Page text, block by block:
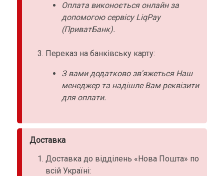
Оплата виконоється онлайн за
допомогою сервісу LiqPay
(ПриватБанк).
Переказ на банківську карту:
З вами додатково зв'яжеться Наш
менеджер та надішле Вам реквізити
для оплати.
Доставка
Доставка до відділень «Нова Пошта» по
всій Україні: